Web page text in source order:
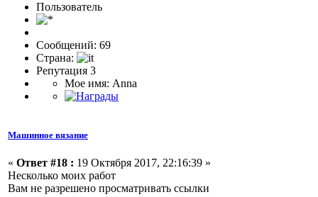
Пользовaтeль
Сообщений: 69
Страна:
Репутация 3
Мое имя: Anna
Машинное вязание
« Ответ #18 : 19 Октября 2017, 22:16:39 »
Несколько моих работ
Вам не разрешено просматривать ссылки